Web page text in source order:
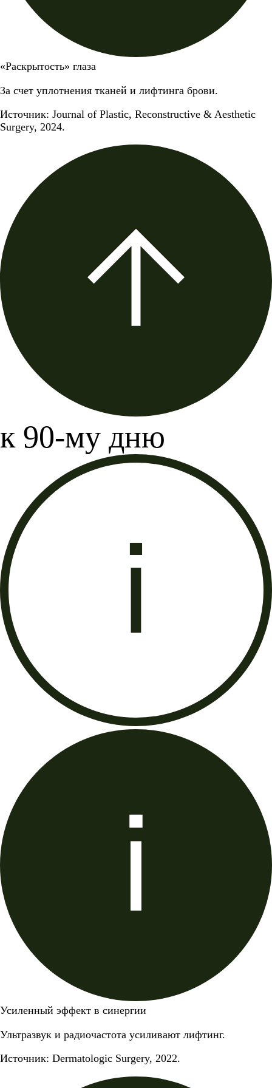
«Раскрытость» глаза
За счет уплотнения тканей и лифтинга брови.
Источник: Journal of Plastic, Reconstructive & Aesthetic
Surgery, 2024.
к 90-му дню
Усиленный эффект в синергии
Ультразвук и радиочастота усиливают лифтинг.
Источник: Dermatologic Surgery, 2022.